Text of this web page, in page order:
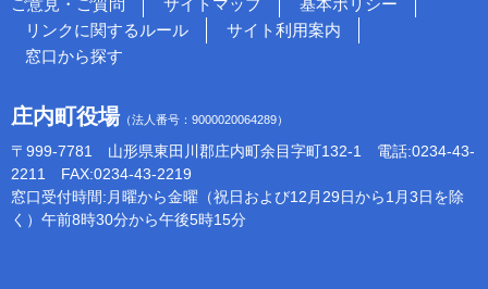
ご意見・ご質問 サイトマップ
基本ポリシー
リンクに関するルール
サイト利用案内
窓口から探す
庄内町役場（法人番号：9000020064289）
〒999-7781 山形県東田川郡庄内町余目字町132-1 電話:0234-43-
2211 FAX:0234-43-2219
窓口受付時間:月曜から金曜（祝日および12月29日から1月3日を除
く）午前8時30分から午後5時15分